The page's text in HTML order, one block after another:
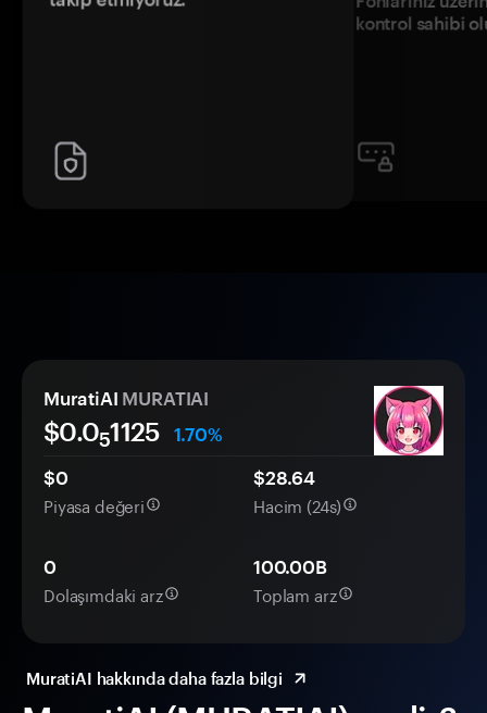
kontrol sahibi
MuratiAI MURATIAI
$0.051125
1.70%
$0
Piyasa değeri
$28.64
Hacim (24s)
0
Dolaşımdaki arz
100.00B
Toplam arz
MuratiAI hakkında daha fazla bilgi